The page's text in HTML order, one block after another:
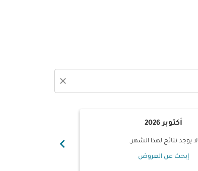
close
أكتوبر 2026
لا يوجد نتائج لهذا الشهر.
إبحث عن العروض
chevron_right